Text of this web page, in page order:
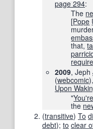
page 294:
The
[Pope
that,
2009, Jeph
(webcomic),
Upon
"You're
the
(transitive) To
debt); to clear